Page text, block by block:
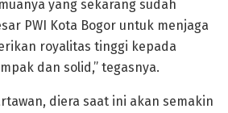
yang sekarang sudah
PWI Kota Bogor untuk menjaga
royalitas tinggi kepada
dan solid,” tegasnya.
diera saat ini akan semakin